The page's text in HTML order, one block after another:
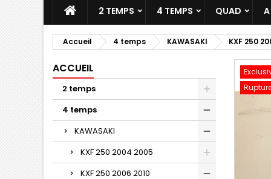
2 TEMPS 4 TEMPS QUAD
Accueil 4 temps KAWASAKI KXF 250
ACCUEIL
2 temps
4 temps
KAWASAKI
KXF 250 2004 2005
KXF 250 2006 2010